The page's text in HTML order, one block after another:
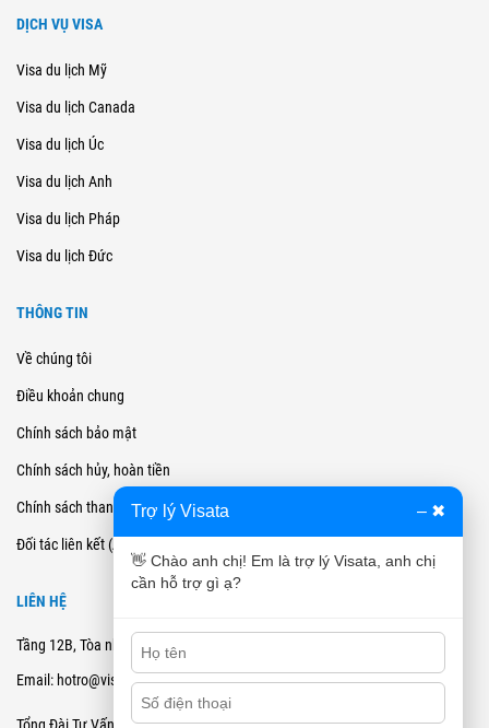
DỊCH VỤ VISA
Visa du lịch Mỹ
Visa du lịch Canada
Visa du lịch Úc
Visa du lịch Anh
Visa du lịch Pháp
Visa du lịch Đức
THÔNG TIN
Về chúng tôi
Điều khoản chung
Chính sách bảo mật
Chính sách hủy, hoàn tiền
Chính sách thanh toán
Đối tác liên kết (Affiliate)
LIÊN HỆ
Tầng 12B, Tòa nhà Cienco4 - 180 Nguyễn Thị Minh Khai, Quận 3, TPHCM
Email: hotro@visata.vn
0915978168
Trợ lý Visata – ✖
👋 Chào anh chị! Em là trợ lý Visata, anh chị
cần hỗ trợ gì ạ?